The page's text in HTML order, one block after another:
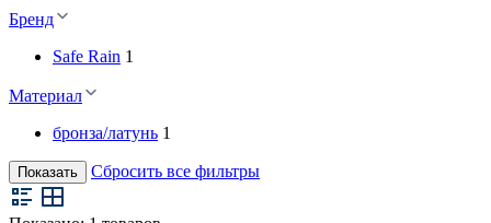
Бренд
Safe Rain 1
Материал
бронза/латунь 1
Показать Сбросить все фильтры